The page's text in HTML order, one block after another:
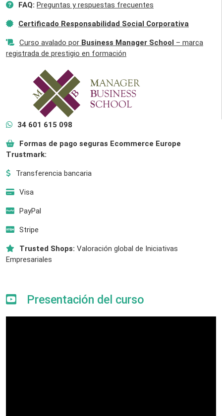
FAQ: Preguntas y respuestas frecuentes
Certificado Responsabilidad Social Corporativa
Curso avalado por Business Manager School – marca
registrada de prestigio en formación
34 601 615 098
Formas de pago seguras Ecommerce Europe
Trustmark:
Transferencia bancaria
Visa
PayPal
Stripe
Trusted Shops: Valoración global de Iniciativas
Empresariales
Presentación del curso